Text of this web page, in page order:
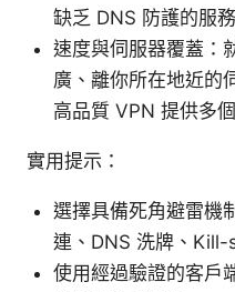
缺乏 DNS 防護的服務
速度與伺服器覆蓋：
廣、離你所在地近的
高品質 VPN 提供多
實用提示：
選擇具備死角避雷機
連、DNS 洗牌、Kill-
使用經過驗證的客戶